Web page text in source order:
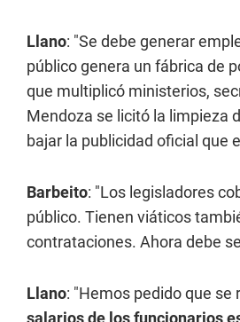
Llano: "Se debe generar
público genera un fábrica de
que multiplicó ministerios,
Mendoza se licitó la limpieza
bajar la publicidad oficial que
Barbeito: "Los legisladores
público. Tienen viáticos
contrataciones. Ahora debe
Llano: "Hemos pedido que
salarios de los funcionarios